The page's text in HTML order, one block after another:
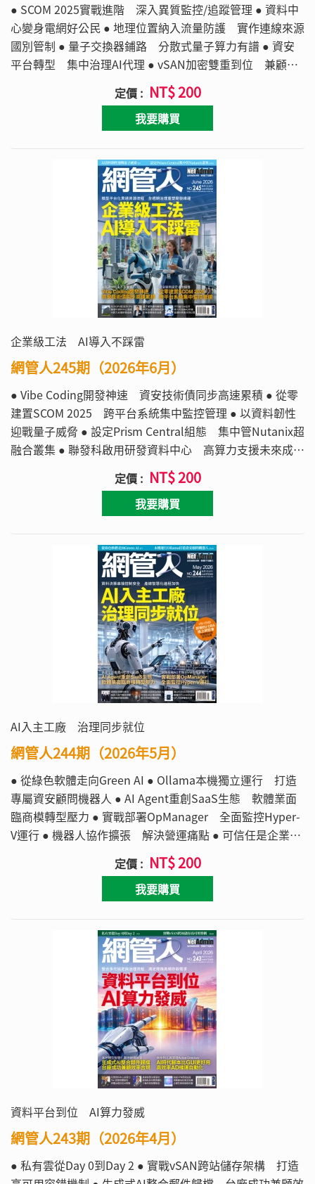
● SCOM 2025實戰進階 深入異質監控/追蹤管理 ● 資料中
心變身電網好公民 ● 地理位置納入流量防護 實作連線來源
國別管制 ● 量子交換器鋪路 分散式量子算力有譜 ● 資安
平台轉型 集中治理AI代理 ● vSAN加密雙重到位 兼顧傳
輸中與靜態資料 ● 電子簽名接軌安控基準 金融場景落地更
定價 : NT$ 200
我要購買
企業級工法 AI導入不踩雷
網管人245期（2026年6月）
● Vibe Coding開發神速 資安技術債同步高速累積 ● 從零
建置SCOM 2025 跨平台系統集中監控管理 ● 以資料韌性
迎戰量子威脅 ● 設定Prism Central組態 集中管Nutanix超
融合叢集 ● 聯發科啟用研發資料中心 高算力支援未來成長
● 量子運算邁向實用化 企業亟需建立長效治理 ● 企業AI導
入可信RAG架構 查資料再答消弭幻覺(上)
定價 : NT$ 200
我要購買
AI入主工廠 治理同步就位
網管人244期（2026年5月）
● 從綠色軟體走向Green AI ● Ollama本機獨立運行 打造
專屬資安顧問機器人 ● AI Agent重創SaaS生態 軟體業面
臨商模轉型壓力 ● 實戰部署OpManager 全面監控Hyper-
V運行 ● 機器人協作擴張 解決營運痛點 ● 可信任是企業級
AI剛需 落地成敗仰賴合規工程 ● 無GPU也跑得動AI模型
WS2025部署Foundry Local
定價 : NT$ 200
我要購買
資料平台到位 AI算力發威
網管人243期（2026年4月）
● 私有雲從Day 0到Day 2 ● 實戰vSAN跨站儲存架構 打造